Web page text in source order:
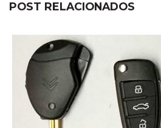
POST RELACIONADOS